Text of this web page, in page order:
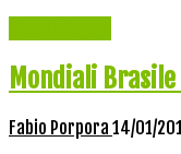
Mondiali
Fabio Porpora 14/01/